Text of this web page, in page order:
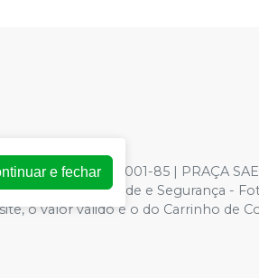
73.966.590/0001-85 | PRAÇA
de Privacidade e Segurança -
o valor válido é o do Carrinho de
e fechar